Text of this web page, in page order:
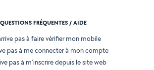
QUESTIONS FRÉQUENTES / AIDE
pas à faire vérifier mon mobile
pas à me connecter à mon compte
pas à m'inscrire depuis le site web